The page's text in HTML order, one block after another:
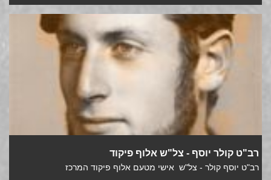
רב"ט קולר יוסף - צל"ש אלוף פיקוד
רב"ט יוסף קולר - צל"ש אישי מטעם אלוף פיקוד המרכז